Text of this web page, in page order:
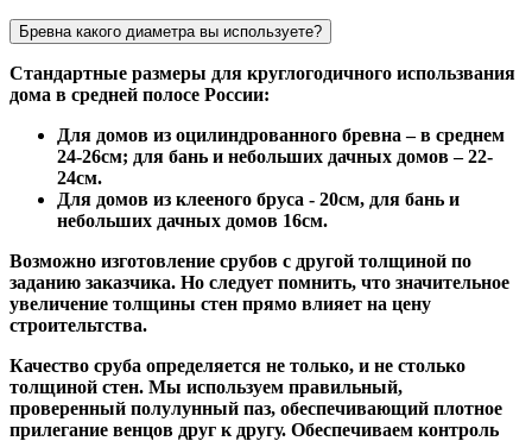
Бревна какого диаметра вы используете?
Стандартные размеры для круглогодичного использвания
дома в средней полосе России:
Для домов из оцилиндрованного бревна – в среднем
24-26см; для бань и небольших дачных домов – 22-
24см.
Для домов из клееного бруса - 20см, для бань и
небольших дачных домов 16см.
Возможно изготовление срубов с другой толщиной по
заданию заказчика. Но следует помнить, что значительное
увеличение толщины стен прямо влияет на цену
строительтства.
Качество сруба определяется не только, и не столько
толщиной стен. Мы используем правильный,
проверенный полулунный паз, обеспечивающий плотное
прилегание венцов друг к другу. Обеспечиваем контроль